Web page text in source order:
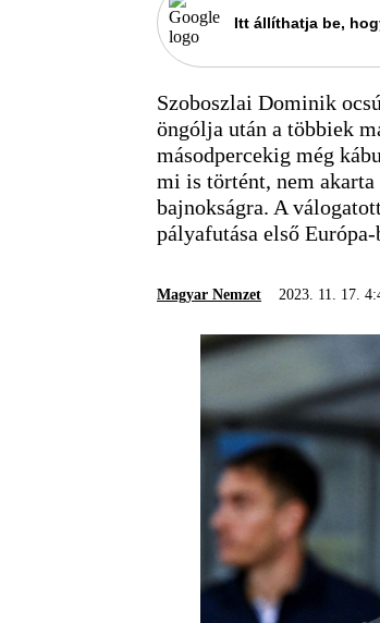
Itt állíthatja be,
Szoboszlai Dominik
öngólja után a többiek
másodpercekig még
mi is történt, nem
bajnokságra. A
pályafutása első
Magyar Nemzet 2023. 11. 17.